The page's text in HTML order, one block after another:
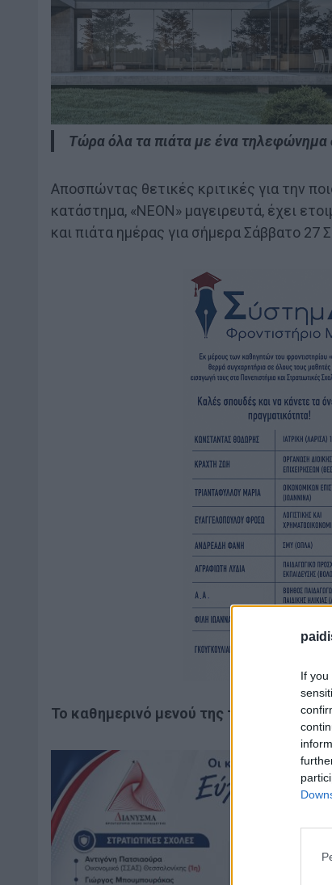
If
Τώρα όλα τα πιάτα με ένα τηλεφώνημα
Αποσπώντας θετικές κριτικές για την
κατάστημα, «ΝΕΟΝ» μαγειρευτά, έχει
και πιάτα ημέρας για σήμερα Σάββατο 27
Το καθημερινό μενού της τρέχουσας